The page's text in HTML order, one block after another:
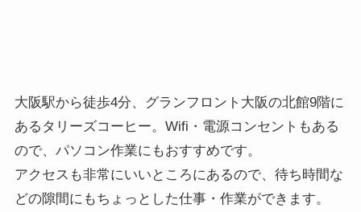
大阪駅から徒歩4分、グランフロント大阪の北館9階に
あるタリーズコーヒー。Wifi・電源コンセントもある
ので、パソコン作業にもおすすめです。
アクセスも非常にいいところにあるので、待ち時間な
どの隙間にもちょっとした仕事・作業ができます。